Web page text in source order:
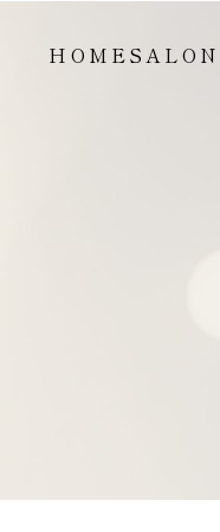
HOMESALON